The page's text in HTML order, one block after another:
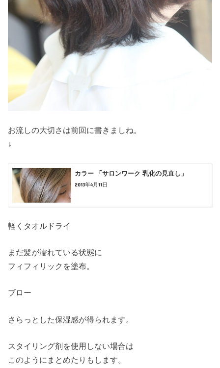
お流しの大切さは前回に書きましね。
↓
カラー 「サロンワーク 乳化の見直し」
2013年4月11日
軽くタオルドライ
まだ髪が濡れている状態に
フィフィリックを塗布。
ブロー
さらっとした保湿感が得られます。
スタイリング剤を使用しない場合は
このようにまとめたりもします。